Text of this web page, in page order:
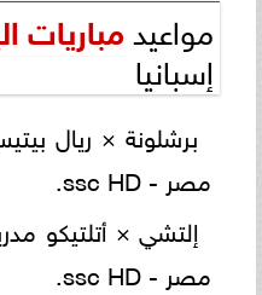
مواعيدمباريات
إسبانيا
مصر - ssc HD.
مصر - ssc HD.